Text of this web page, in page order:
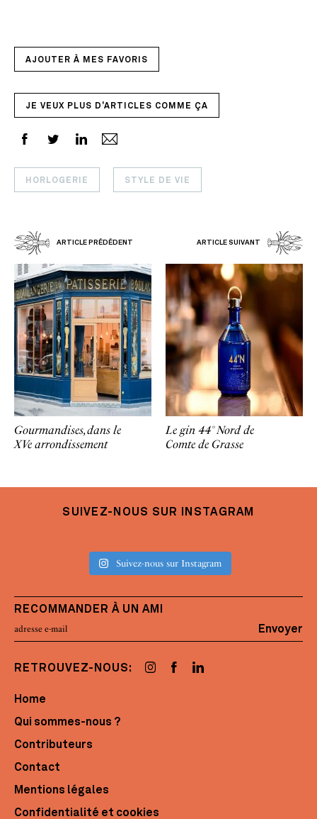
AJOUTER À MES FAVORIS
JE VEUX PLUS D'ARTICLES COMME ÇA
HORLOGERIE STYLE DE VIE
ARTICLE PRÉDÉDENT ARTICLE SUIVANT
Gourmandises, dans le
XVe arrondissement
Le gin 44° Nord de
Comte de Grasse
SUIVEZ-NOUS SUR INSTAGRAM
Suivez-nous sur Instagram
RECOMMANDER À UN AMI
Envoyer
RETROUVEZ-NOUS:
Home
Qui sommes-nous ?
Contributeurs
Contact
Mentions légales
Confidentialité et cookies